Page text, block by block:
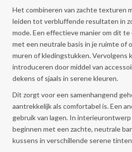
Het combineren van zachte texturen
leiden tot verbluffende resultaten in
mode. Een effectieve manier om dit
met een neutrale basis in je ruimte of
muren of kledingstukken. Vervolgens
introduceren door middel van
dekens of sjaals in serene kleuren.
Dit zorgt voor een samenhangend
aantrekkelijk als comfortabel is. Een
gebruik van lagen. In
beginnen met een zachte, neutrale
kussens in verschillende serene